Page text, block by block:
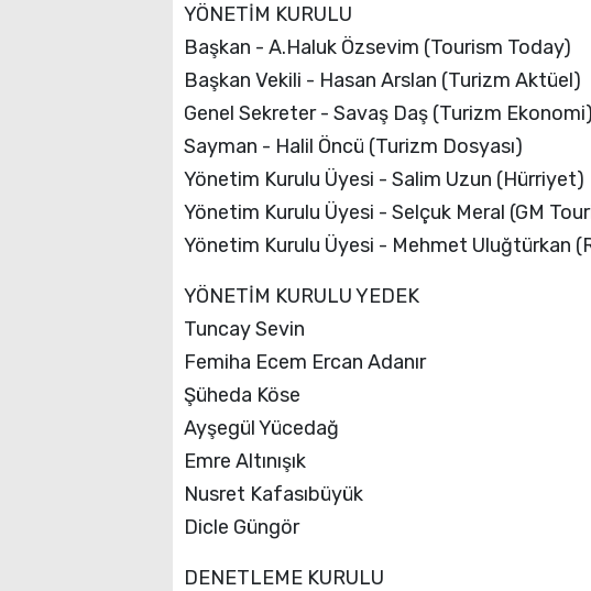
YÖNETİM KURULU
Başkan - A.Haluk Özsevim (Tourism Today)
Başkan Vekili - Hasan Arslan (Turizm Aktüel)
Genel Sekreter - Savaş Daş (Turizm Ekonomi)
Sayman - Halil Öncü (Turizm Dosyası)
Yönetim Kurulu Üyesi - Salim Uzun (Hürriyet)
Yönetim Kurulu Üyesi - Selçuk Meral (GM
Yönetim Kurulu Üyesi - Mehmet Uluğtürkan
YÖNETİM KURULU YEDEK
Tuncay Sevin
Femiha Ecem Ercan Adanır
Şüheda Köse
Ayşegül Yücedağ
Emre Altınışık
Nusret Kafasıbüyük
Dicle Güngör
DENETLEME KURULU